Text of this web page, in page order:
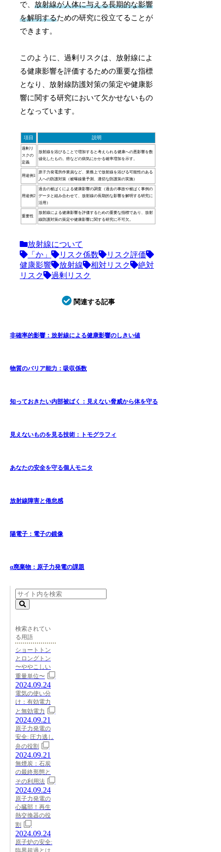
で、放射線が人体に与える長期的な影響
を解明するための研究に役立てることが
できます。
このように、過剰リスクは、放射線によ
る健康影響を評価するための重要な指標
となり、放射線防護対策の策定や健康影
響に関する研究において欠かせないもの
となっています。
項目 説明
過剰リ
スクの
定義
放射線を浴びることで増加すると考えられる健康への悪影響を数
値化したもの。癌などの病気にかかる確率増加を示す。
用途例1
原子力発電所作業員など、業務上で放射線を浴びる可能性のある
人への防護対策（被曝線量予測、適切な防護策の実施）
用途例2
過去の被ばくによる健康影響の調査（過去の事故や被ばく事例の
データと組み合わせて、放射線の長期的な影響を解明する研究に
活用）
重要性
放射線による健康影響を評価するための重要な指標であり、放射
線防護対策の策定や健康影響に関する研究に不可欠。
放射線について
「か」
リスク係数
リスク評価
健康影響
放射線 相対リスク
絶対
リスク
過剰リスク
関連する記事
非確率的影響：放射線による健康影響のしきい値
物質のバリア能力：吸収係数
知っておきたい内部被ばく：見えない脅威から体を守る
見えないものを見る技術：トモグラフィ
あなたの安全を守る個人モニタ
放射線障害と倦怠感
陽電子：電子の鏡像
α廃棄物：原子力発電の課題
検索されてい
る用語
ショートトン
とロングトン
〜ややこしい
重量単位〜
2024.09.24
電気の使い分
け：有効電力
と無効電力
2024.09.21
原子力発電の
安全: 圧力逃し
弁の役割
2024.09.21
無煙炭：石炭
の最終形態と
その利用法
2024.09.24
原子力発電の
心臓部！再生
熱交換器の役
割
2024.09.24
原子炉の安全:
臨界超過とは